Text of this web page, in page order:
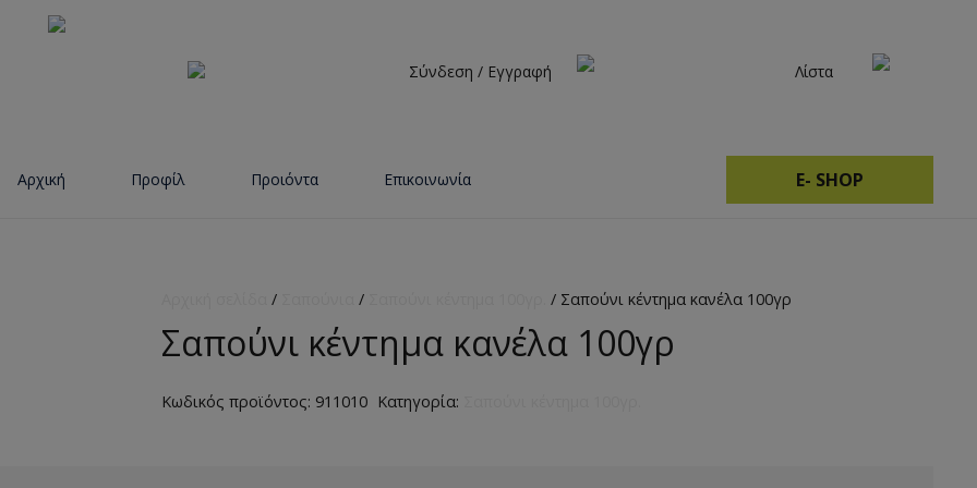
Σύνδεση / Εγγραφή Λίστα
Αρχική Προφίλ Προιόντα Επικοινωνία E- SHOP
/ / / Σαπούνι κέντημα κανέλα 100γρ
Σαπούνι κέντημα κανέλα 100γρ
Κωδικός προϊόντος: 911010 Κατηγορία: